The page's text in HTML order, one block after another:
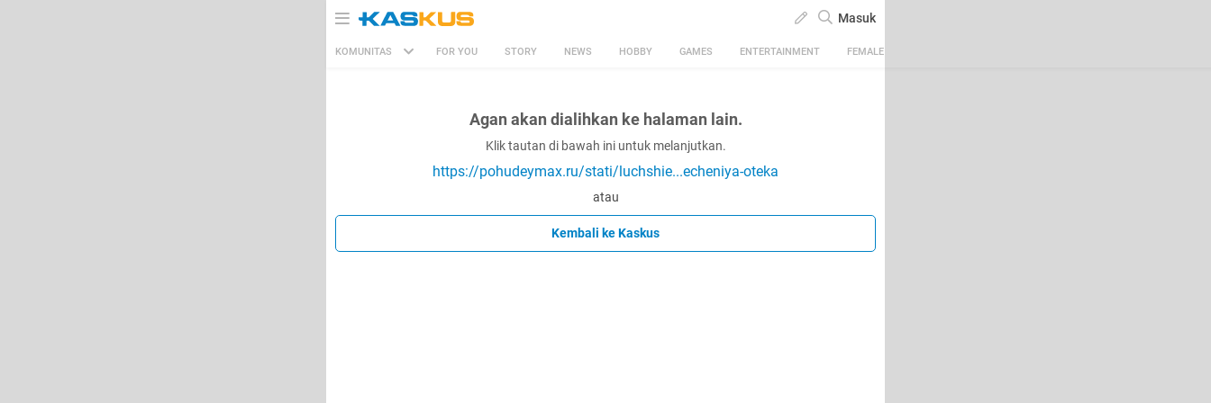
Masuk
KOMUNITAS FOR YOU STORY NEWS HOBBY GAMES ENTERTAINMENT FEMALE
Agan akan dialihkan ke halaman lain.
Klik tautan di bawah ini untuk melanjutkan.
https://pohudeymax.ru/stati/luchshie...echeniya-oteka
atau
Kembali ke Kaskus